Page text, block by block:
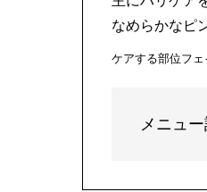
なめらかなピ
ケアする部位フ
メニュ